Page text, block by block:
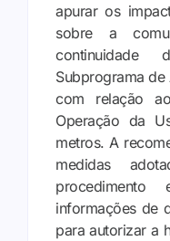
apurar os
sobre a
continuidade
Subprograma
com relação
Operação da
metros. A
medidas
informações de
para autorizar a